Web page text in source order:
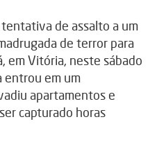
tentativa de assalto a um
de terror para
em Vitória, neste sábado
entrou em um
apartamentos e
capturado horas